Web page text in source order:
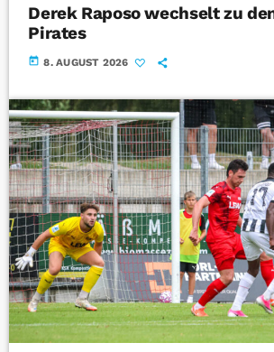
Derek Raposo wechselt zu
Pirates
today 8. AUGUST 2026